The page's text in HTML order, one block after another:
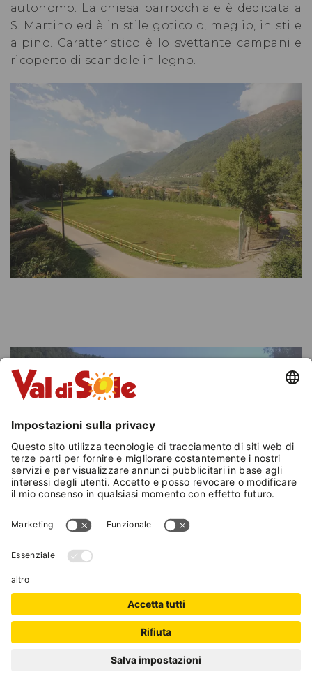
autonomo. La chiesa parrocchiale è dedicata a
S. Martino ed è in stile gotico o, meglio, in stile
alpino. Caratteristico è lo svettante campanile
ricoperto di scandole in legno.
LA STORIA
Sass de la Guardia
Porta inciso l’anno 1632: è il famoso “Sass de la
”, masso posto su un’antica via di